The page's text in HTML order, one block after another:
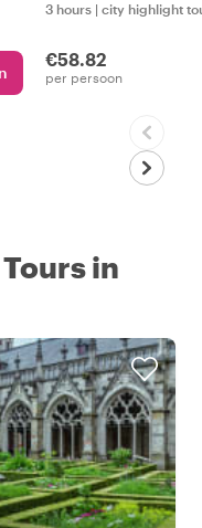
3 hours | city highlight
€58.82
per persoon
in